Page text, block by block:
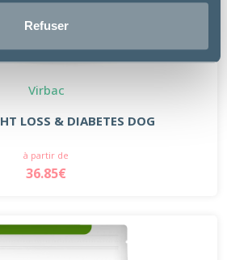
Refuser
Virbac
LOSS & DIABETES DOG
à partir de
36.85€